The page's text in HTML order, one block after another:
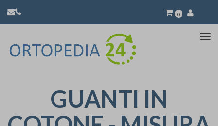
0
GUANTI IN